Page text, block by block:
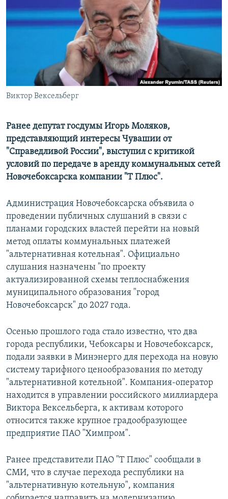
ПОДПИШИТЕСЬ НА РАССЫЛКУ
Виктор Вексельберг
Ранее депутат госдумы Игорь Моляков,
представляющий интересы Чувашии от
"Справедливой России", выступил с критикой
условий по передаче в аренду коммунальных сетей
Новочебоксарска компании "Т Плюс".
Администрация Новочебоксарска объявила о
проведении публичных слушаний в связи с
планами городских властей перейти на новый
метод оплаты коммунальных платежей
"альтернативная котельная". Официально
слушания назначены "по проекту
актуализированной схемы теплоснабжения
муниципального образования "город
Новочебоксарск" до 2027 года.
Осенью прошлого года стало известно, что два
города республики, Чебоксары и Новочебоксарск,
подали заявки в Минэнерго для перехода на новую
систему тарифного ценообразования по методу
"альтернативной котельной". Компания-оператор
находится в управлении российского миллиардера
Виктора Вексельберга, к активам которого
относится также крупное градообразующее
предприятие ПАО "Химпром".
Ранее представители ПАО "Т Плюс" сообщали в
СМИ, что в случае перехода республики на
"альтернативную котельную", компания